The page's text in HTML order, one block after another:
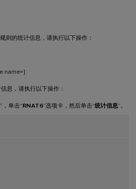
则的统计信息，请执行以下操作：
name>]
息，请执行以下操作：
”，单击“RNAT6”选项卡，然后单击“统计信息”。